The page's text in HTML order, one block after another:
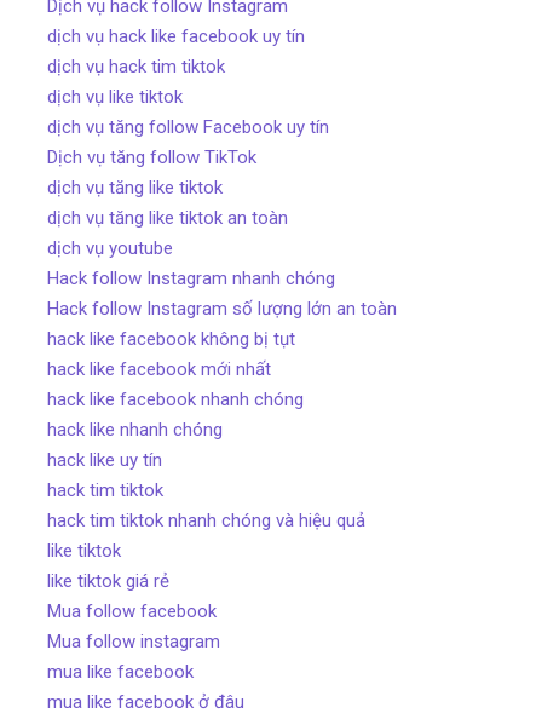
Dịch vụ hack follow Instagram
dịch vụ hack like facebook uy tín
dịch vụ hack tim tiktok
dịch vụ like tiktok
dịch vụ tăng follow Facebook uy tín
Dịch vụ tăng follow TikTok
dịch vụ tăng like tiktok
dịch vụ tăng like tiktok an toàn
dịch vụ youtube
Hack follow Instagram nhanh chóng
Hack follow Instagram số lượng lớn an toàn
hack like facebook không bị tụt
hack like facebook mới nhất
hack like facebook nhanh chóng
hack like nhanh chóng
hack like uy tín
hack tim tiktok
hack tim tiktok nhanh chóng và hiệu quả
like tiktok
like tiktok giá rẻ
Mua follow facebook
Mua follow instagram
mua like facebook
mua like facebook ở đâu